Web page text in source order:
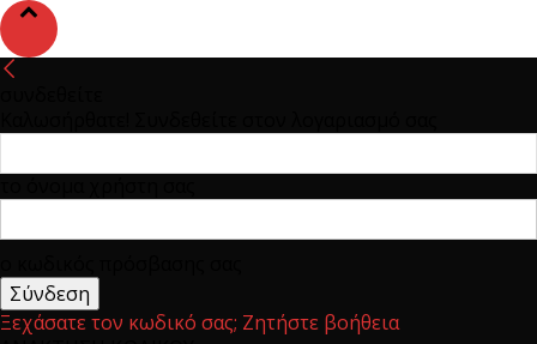
Ξεχάσατε τον κωδικό σας; Ζητήστε βοήθεια